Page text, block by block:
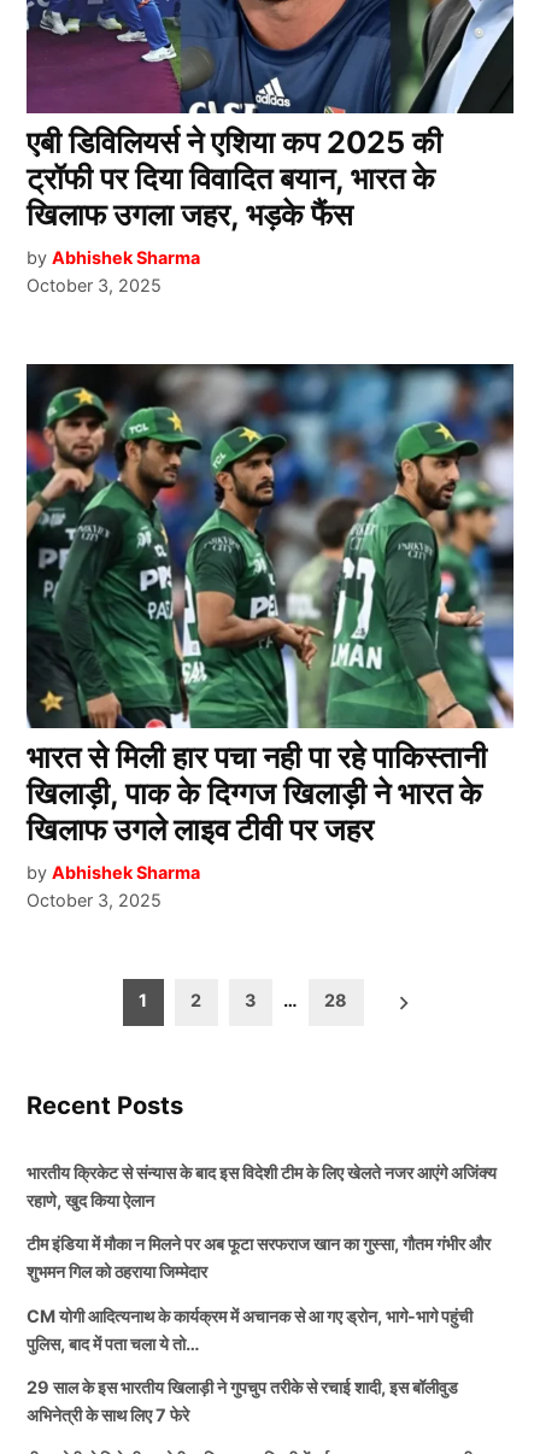
एबी डिविलियर्स ने एशिया कप 2025 की
ट्रॉफी पर दिया विवादित बयान, भारत के
खिलाफ उगला जहर, भड़के फैंस
by Abhishek Sharma
October 3, 2025
भारत से मिली हार पचा नही पा रहे पाकिस्तानी
खिलाड़ी, पाक के दिग्गज खिलाड़ी ने भारत के
खिलाफ उगले लाइव टीवी पर जहर
by Abhishek Sharma
October 3, 2025
pagination
1 2 3 … 28
Recent Posts
भारतीय क्रिकेट से संन्यास के बाद इस विदेशी टीम के लिए खेलते नजर आएंगे अजिंक्य
रहाणे, खुद किया ऐलान
टीम इंडिया में मौका न मिलने पर अब फूटा सरफराज खान का गुस्सा, गौतम गंभीर और
शुभमन गिल को ठहराया जिम्मेदार
CM योगी आदित्यनाथ के कार्यक्रम में अचानक से आ गए ड्रोन, भागे-भागे पहुंची
पुलिस, बाद में पता चला ये तो…
29 साल के इस भारतीय खिलाड़ी ने गुपचुप तरीके से रचाई शादी, इस बॉलीवुड
अभिनेत्री के साथ लिए 7 फेरे